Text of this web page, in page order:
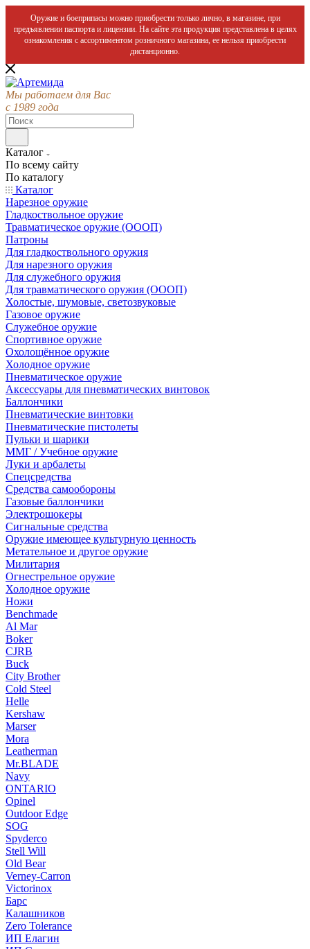
Оружие и боеприпасы можно приобрести только лично, в магазине, при
предъявлении паспорта и лицензии. На сайте эта продукция представлена в целях
ознакомления с ассортиментом розничного магазина, ее нельзя приобрести
дистанционно.
Мы работаем для Вас
с 1989 года
Каталог
По всему сайту
По каталогу
Каталог
Нарезное оружие
Гладкоствольное оружие
Травматическое оружие (ОООП)
Патроны
Для гладкоствольного оружия
Для нарезного оружия
Для служебного оружия
Для травматического оружия (ОООП)
Холостые, шумовые, светозвуковые
Газовое оружие
Служебное оружие
Спортивное оружие
Охолощённое оружие
Холодное оружие
Пневматическое оружие
Аксессуары для пневматических винтовок
Баллончики
Пневматические винтовки
Пневматические пистолеты
Пульки и шарики
ММГ / Учебное оружие
Луки и арбалеты
Спецсредства
Средства самообороны
Газовые баллончики
Электрошокеры
Сигнальные средства
Оружие имеющее культурную ценность
Метательное и другое оружие
Милитария
Огнестрельное оружие
Холодное оружие
Ножи
Benchmade
Al Mar
Boker
CJRB
Buck
City Brother
Cold Steel
Helle
Kershaw
Marser
Mora
Leatherman
Mr.BLADE
Navy
ONTARIO
Opinel
Outdoor Edge
SOG
Spyderco
Stell Will
Old Bear
Verney-Carron
Victorinox
Барс
Калашников
Zero Tolerance
ИП Елагин